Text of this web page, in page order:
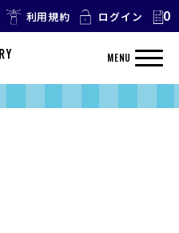
利用規約 ログイン 0
MENU